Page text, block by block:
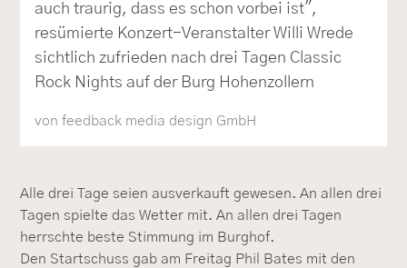
auch traurig, dass es schon vorbei ist",
resümierte Konzert-Veranstalter Willi Wrede
sichtlich zufrieden nach drei Tagen Classic
Rock Nights auf der Burg Hohenzollern
von feedback media design GmbH
Alle drei Tage seien ausverkauft gewesen. An allen drei
Tagen spielte das Wetter mit. An allen drei Tagen
herrschte beste Stimmung im Burghof.
Den Startschuss gab am Freitag Phil Bates mit den